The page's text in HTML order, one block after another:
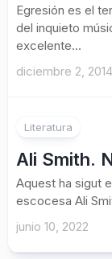
Egresión es el
del inquieto
excelente...
diciembre 2, 2014
Literatura
Ali Smith.
Aquest ha sigut
escocesa Ali
junio 10, 2022